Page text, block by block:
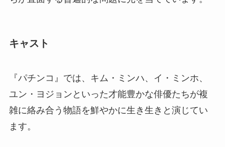
キャスト
『パチンコ』では、キム・ミンハ、イ・ミンホ、
ユン・ヨジョンといった才能豊かな俳優たちが複
雑に絡み合う物語を鮮やかに生き生きと演じてい
ます。